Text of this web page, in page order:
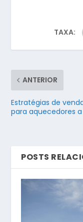
TAXA:
ANTERIOR
Estratégias de
para aquecedores
POSTS